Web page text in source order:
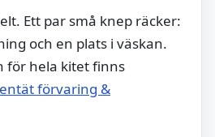
Ett par små knep räcker:
och en plats i väskan.
för hela kitet finns
förvaring &